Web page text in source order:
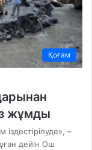
Қоғам
жұмды
–
дейін Ош